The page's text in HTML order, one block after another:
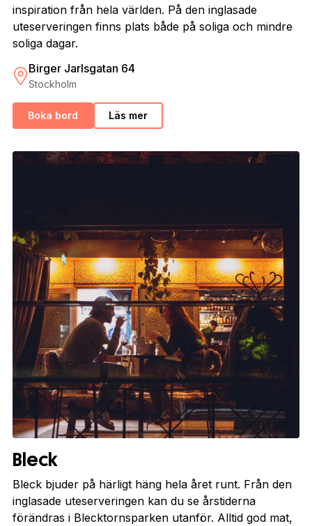
inspiration från hela världen. På den inglasade
uteserveringen finns plats både på soliga och mindre
soliga dagar.
Birger Jarlsgatan 64
Stockholm
Boka bord Läs mer
Bleck
Bleck bjuder på härligt häng hela året runt. Från den
inglasade uteserveringen kan du se årstiderna
förändras i Blecktornsparken utanför. Alltid god mat,